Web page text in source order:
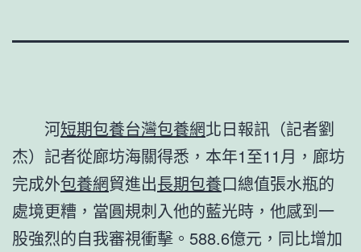
河短期包養台灣包養網北日報訊（記者劉
杰）記者從廊坊海關得悉，本年1至11月，廊坊
完成外包養網貿進出長期包養口總值張水瓶的
處境更糟，當圓規刺入他的藍光時，他感到一
股強烈的自我審視衝擊。588.6億元，同比增加